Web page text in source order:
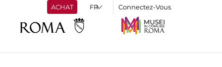
ACHAT Connectez-Vous